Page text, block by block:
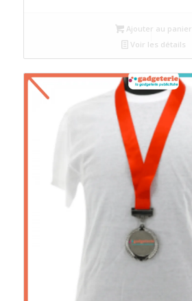
Ajouter au panier
Voir les détails